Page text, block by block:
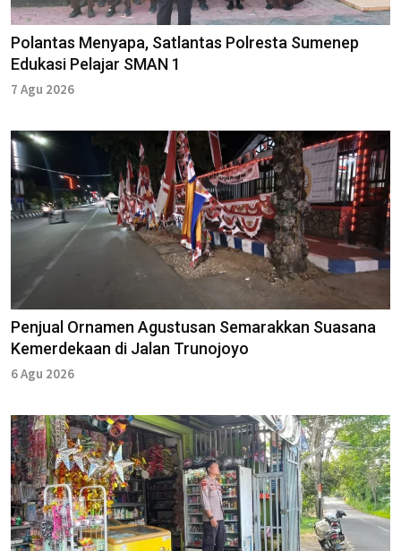
Polantas Menyapa, Satlantas Polresta Sumenep
Edukasi Pelajar SMAN 1
7 Agu 2026
Penjual Ornamen Agustusan Semarakkan Suasana
Kemerdekaan di Jalan Trunojoyo
6 Agu 2026